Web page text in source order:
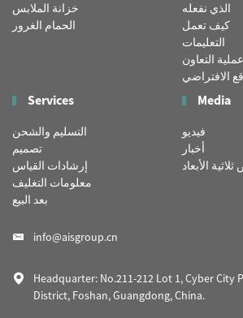
خزانة الملابس
الحمام الغرور
الذي نفعله
كيف تعمل
التعليمات
عملية التعاون
الافتراضي
Services
التسليم والشحن
تصميم
إرشادات القياس
معلومات التغليف
بعد البيع
Media
فيديو
أخبار
الأبعاد
info@aisgroup.cn
Headquarter: No.211-212 Lot 1, Cyber City
District, Foshan, Guangdong, China.